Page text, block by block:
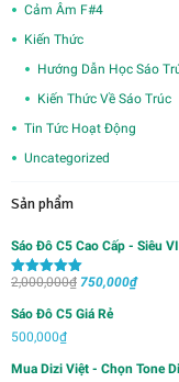
Cảm Âm F#4
Kiến Thức
Hướng Dẫn Học Sáo
Kiến Thức Về Sáo Trúc
Tin Tức Hoạt Động
Uncategorized
Sản phẩm
Sáo Đô C5 Cao Cấp - Siêu
Được xếp
sao
2,000,000₫ Giá
750,000₫Giá
Sáo Đô C5 Giá Rẻ
500,000₫
Mua Dizi Việt - Chọn Tone